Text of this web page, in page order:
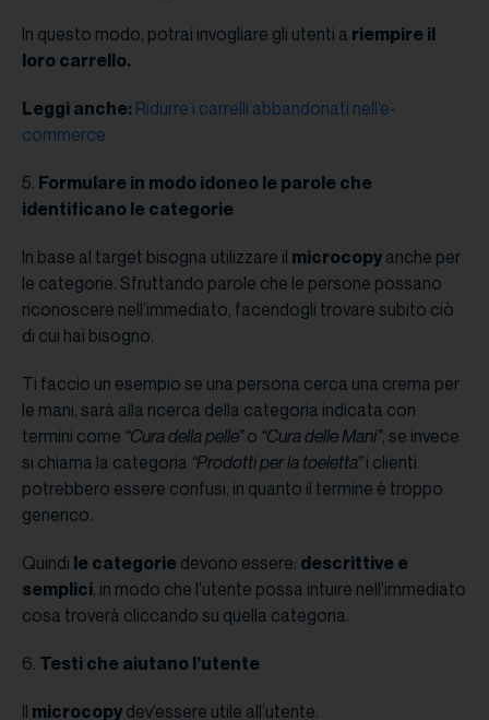
In questo modo, potrai invogliare gli utenti a riempire il
loro carrello.
Leggi anche: Ridurre i carrelli abbandonati nell’e-
commerce
5. Formulare in modo idoneo le parole che
identificano le categorie
In base al target bisogna utilizzare il microcopy anche per
le categorie. Sfruttando parole che le persone possano
riconoscere nell’immediato, facendogli trovare subito ciò
di cui hai bisogno.
Ti faccio un esempio se una persona cerca una crema per
le mani, sarà alla ricerca della categoria indicata con
termini come “Cura della pelle”o “Cura delle Mani”, se invece
si chiama la categoria “Prodotti per la toeletta”i clienti
potrebbero essere confusi, in quanto il termine è troppo
generico.
Quindi le categorie devono essere: descrittive e
semplici, in modo che l’utente possa intuire nell’immediato
cosa troverà cliccando su quella categoria.
6. Testi che aiutano l’utente
Il microcopy dev’essere utile all’utente.